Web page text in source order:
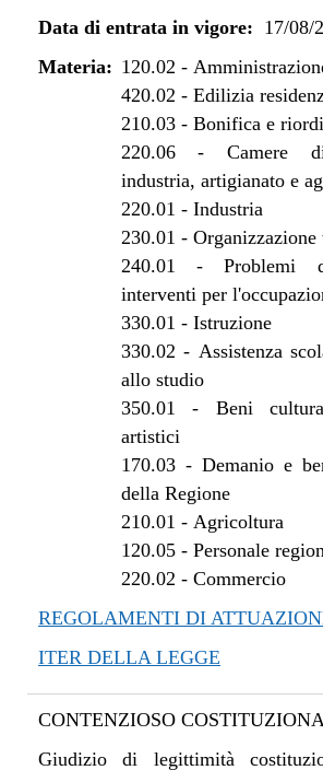
dal 29/12/2012 al 06/01/2013
dal 17/08/2012 al 28/12/2012
Data di entrata in vigore: 17/08/
Materia: 120.02 -
420.02 - Edilizia
210.03- Bonifica e
220.06-Camere
industria, artigianato e
220.01 - Industria
230.01 - Organizzazione
240.01 -Problemi
interventi per
330.01 - Istruzione
330.02 - Assistenza
allo studio
350.01 - Beni
artistici
170.03- Demanio e
della Regione
210.01 - Agricoltura
120.05- Personale
220.02 - Commercio
REGOLAMENTI DI
ITER DELLA LEGGE
CONTENZIOSO
Giudizio di legittimità